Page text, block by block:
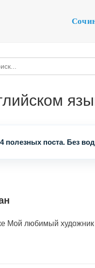
полезных поста. Без
Мой любимый